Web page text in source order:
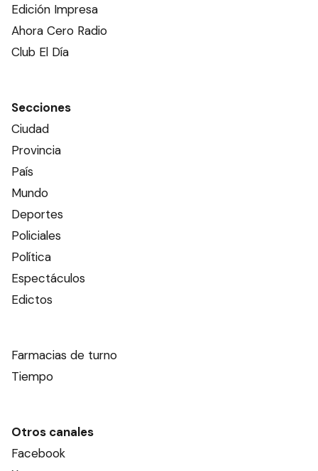
Edición Impresa
Ahora Cero Radio
Club El Día
Secciones
Ciudad
Provincia
País
Mundo
Deportes
Policiales
Política
Espectáculos
Edictos
Farmacias de turno
Tiempo
Otros canales
Facebook